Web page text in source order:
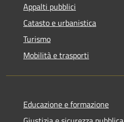
Appalti pubblici
Catasto e urbanistica
Turismo
Mobilità e trasporti
Educazione e formazione